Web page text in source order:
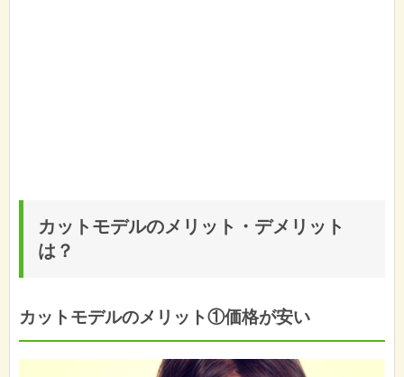
カットモデルのメリット・デメリット
は？
カットモデルのメリット①価格が安い